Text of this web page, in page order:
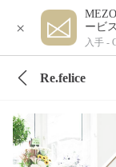
×
ービス
入手 -
Re.felice